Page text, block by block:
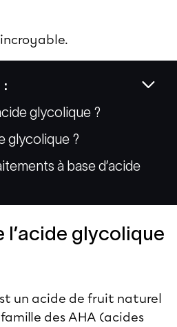
:
glycolique ?
glycolique ?
à base d’acide
l’acide glycolique
un acide de fruit naturel
des AHA (acides